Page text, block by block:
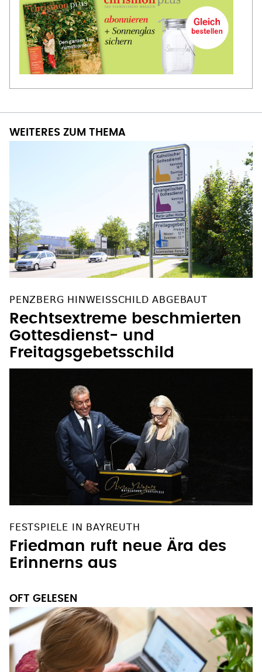
WEITERES ZUM THEMA
PENZBERG HINWEISSCHILD ABGEBAUT
Rechtsextreme beschmierten
Gottesdienst- und
Freitagsgebetsschild
FESTSPIELE IN BAYREUTH
Friedman ruft neue Ära des
Erinnerns aus
OFT GELESEN